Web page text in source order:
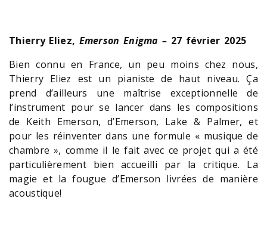
Thierry Eliez, Emerson Enigma – 27 février 2025
Bien connu en France, un peu moins chez nous,
Thierry Eliez est un pianiste de haut niveau. Ça
prend d’ailleurs une maîtrise exceptionnelle de
l’instrument pour se lancer dans les compositions
de Keith Emerson, d’Emerson, Lake & Palmer, et
pour les réinventer dans une formule « musique de
chambre », comme il le fait avec ce projet qui a été
particulièrement bien accueilli par la critique. La
magie et la fougue d’Emerson livrées de manière
acoustique!